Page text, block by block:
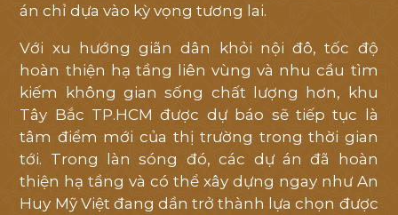
án chỉ dựa vào kỳ vọng tương lai.
Với xu hướng giãn dân khỏi nội đô, tốc độ
hoàn thiện hạ tầng liên vùng và nhu cầu tìm
kiếm không gian sống chất lượng hơn, khu
Tây Bắc TP.HCM được dự báo sẽ tiếp tục là
tâm điểm mới của thị trường trong thời gian
tới. Trong làn sóng đó, các dự án đã hoàn
thiện hạ tầng và có thể xây dựng ngay như An
Huy Mỹ Việt đang dần trở thành lựa chọn được